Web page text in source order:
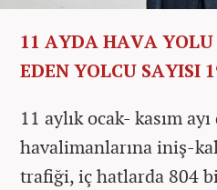
11 AYDA HAVA
EDEN YOLCU SAYISI
11 aylık ocak- kasım
havalimanlarına iniş-
trafiği, iç hatlarda 804